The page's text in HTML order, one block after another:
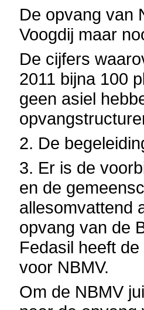
De opvang van
Voogdij maar
De cijfers
2011 bijna 100
geen asiel
2. De
3. Er is de
en de
allesomvattend
opvang van de
Fedasil heeft
voor NBMV.
Om de NBMV